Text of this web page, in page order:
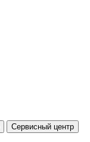
Сервисный центр